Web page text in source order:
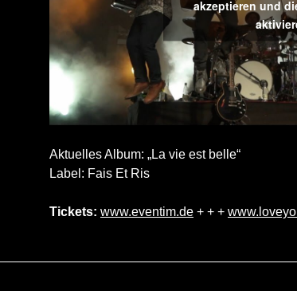
akzeptieren und
Aktuelles Album: „La vie est belle“
Label: Fais Et Ris
Tickets: www.eventim.de + + +